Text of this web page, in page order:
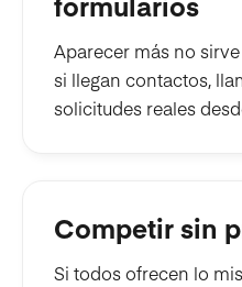
Aparecer más no
si llegan contactos,
solicitudes reales
Competir sin
Si todos ofrecen lo